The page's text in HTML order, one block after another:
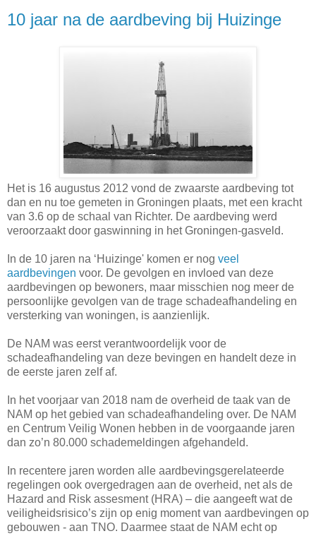
10 jaar na de aardbeving bij Huizinge
Het is 16 augustus 2012 vond de zwaarste aardbeving tot
dan en nu toe gemeten in Groningen plaats, met een kracht
van 3.6 op de schaal van Richter. De aardbeving werd
veroorzaakt door gaswinning in het Groningen-gasveld.
In de 10 jaren na ‘Huizinge' komen er nog veel
aardbevingen voor. De gevolgen en invloed van deze
aardbevingen op bewoners, maar misschien nog meer de
persoonlijke gevolgen van de trage schadeafhandeling en
versterking van woningen, is aanzienlijk.
De NAM was eerst verantwoordelijk voor de
schadeafhandeling van deze bevingen en handelt deze in
de eerste jaren zelf af.
In het voorjaar van 2018 nam de overheid de taak van de
NAM op het gebied van schadeafhandeling over. De NAM
en Centrum Veilig Wonen hebben in de voorgaande jaren
dan zo’n 80.000 schademeldingen afgehandeld.
In recentere jaren worden alle aardbevingsgerelateerde
regelingen ook overgedragen aan de overheid, net als de
Hazard and Risk assesment (HRA) – die aangeeft wat de
veiligheidsrisico’s zijn op enig moment van aardbevingen op
gebouwen - aan TNO. Daarmee staat de NAM echt op